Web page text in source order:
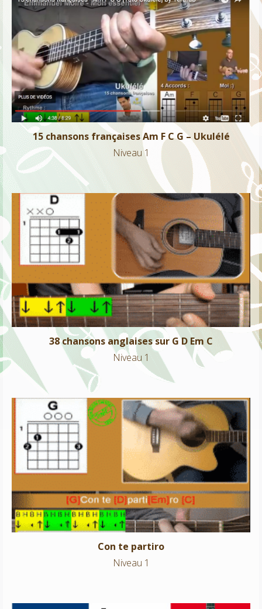
15 chansons françaises Am F C G – Ukulélé
Niveau 1
15 chansons françaises Am F C G – Ukulélé
Niveau 1
38 chansons anglaises sur G D Em C
Niveau 1
38 chansons anglaises sur G D Em C
Niveau 1
Con te partiro
Niveau 1
Con te partiro
Niveau 1